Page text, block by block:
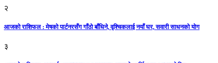
२
आजको राशिफल : मेषको पार्टनरसँग गाँठो बाँधिने, वृश्चिकलाई नयाँ घर, सवारी साधनकाे याेग
३